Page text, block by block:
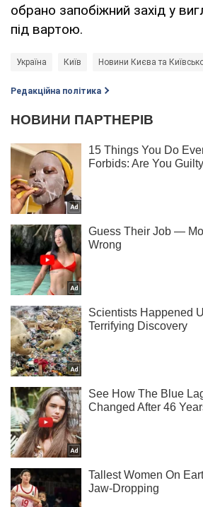
обрано запобіжний захід у
під вартою.
Україна Київ Новини Києва та
Редакційна політика